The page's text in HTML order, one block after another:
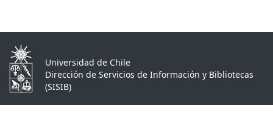
Universidad de Chile
Dirección de Servicios de Información y Bibliotecas
(SISIB)